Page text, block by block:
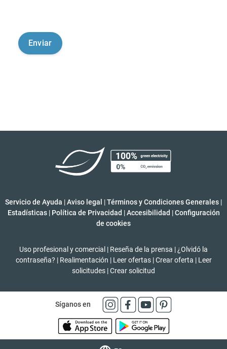
Servicio de Ayuda |Aviso legal |Términos y Condiciones Generales |
Estadísticas | Política de Privacidad | Accesibilidad | Configuración
de cookies
Uso profesional y comercial | Reseña de la prensa | ¿Olvidó la
contraseña? | Realimentación | Leer ofertas | Crear oferta | Leer
solicitudes |Crear solicitud
Síganos en